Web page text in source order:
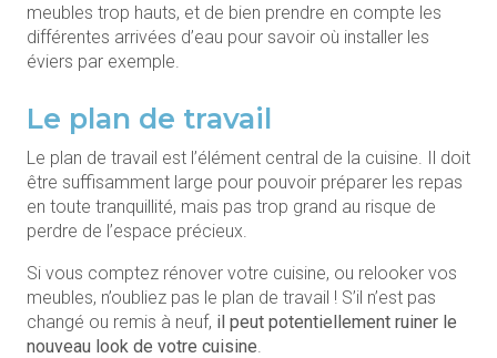
meubles trop hauts, et de bien prendre en compte les
différentes arrivées d’eau pour savoir où installer les
éviers par exemple.
Le plan de travail
Le plan de travail est l’élément central de la cuisine. Il doit
être suffisamment large pour pouvoir préparer les repas
en toute tranquillité, mais pas trop grand au risque de
perdre de l’espace précieux.
Si vous comptez rénover votre cuisine, ou relooker vos
meubles, n’oubliez pas le plan de travail ! S’il n’est pas
changé ou remis à neuf, il peut potentiellement ruiner le
nouveau look de votre cuisine.